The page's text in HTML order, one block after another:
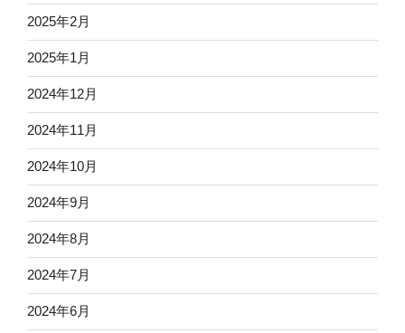
2025年2月
2025年1月
2024年12月
2024年11月
2024年10月
2024年9月
2024年8月
2024年7月
2024年6月